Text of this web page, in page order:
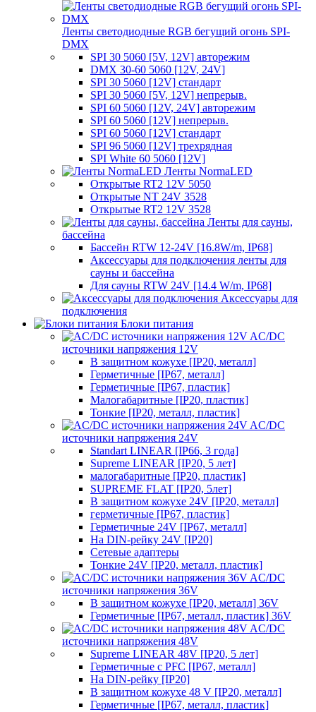
Ленты светодиодные RGB бегущий огонь SPI-
DMX
SPI 30 5060 [5V, 12V] авторежим
DMX 30-60 5060 [12V, 24V]
SPI 30 5060 [12V] стандарт
SPI 30 5060 [5V, 12V] непрерыв.
SPI 60 5060 [12V, 24V] авторежим
SPI 60 5060 [12V] непрерыв.
SPI 60 5060 [12V] стандарт
SPI 96 5060 [12V] трехрядная
SPI White 60 5060 [12V]
Ленты NormaLED
Открытые RT2 12V 5050
Открытые NT 24V 3528
Открытые RT2 12V 3528
Ленты для сауны,
бассейна
Бассейн RTW 12-24V [16.8W/m, IP68]
Аксессуары для подключения ленты для
сауны и бассейна
Для сауны RTW 24V [14.4 W/m, IP68]
Аксессуары для
подключения
Блоки питания
AC/DC
источники напряжения 12V
В защитном кожухе [IP20, металл]
Герметичные [IP67, металл]
Герметичные [IP67, пластик]
Малогабаритные [IP20, пластик]
Тонкие [IP20, металл, пластик]
AC/DC
источники напряжения 24V
Standart LINEAR [IP66, 3 года]
Supreme LINEAR [IP20, 5 лет]
малогабаритные [IP20, пластик]
SUPREME FLAT [IP20, 5лет]
В защитном кожухе 24V [IP20, металл]
герметичные [IP67, пластик]
Герметичные 24V [IP67, металл]
На DIN-рейку 24V [IP20]
Сетевые адаптеры
Тонкие 24V [IP20, металл, пластик]
AC/DC
источники напряжения 36V
В защитном кожухе [IP20, металл] 36V
Герметичные [IP67, металл, пластик] 36V
AC/DC
источники напряжения 48V
Supreme LINEAR 48V [IP20, 5 лет]
Герметичные с PFC [IP67, металл]
На DIN-рейку [IP20]
В защитном кожухе 48 V [IP20, металл]
Герметичные [IP67, металл, пластик]